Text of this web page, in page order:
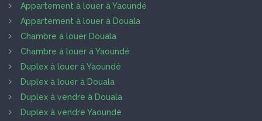
Appartement à louer à Yaoundé
Appartement à louer à Douala
Chambre à louer Douala
Chambre à louer à Yaoundé
Duplex à louer à Yaoundé
Duplex à louer à Douala
Duplex à vendre à Douala
Duplex à vendre Yaoundé